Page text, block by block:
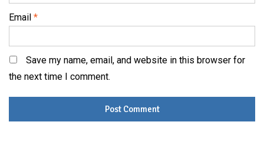
Email *
Save my name, email, and website in this browser for
the next time I comment.